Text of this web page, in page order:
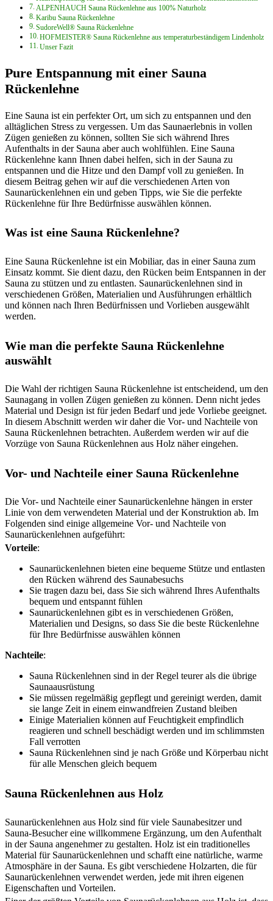
ALPENHAUCH Sauna Rückenlehne aus 100% Naturholz
Karibu Sauna Rückenlehne
SudoreWell® Sauna Rückenlehne
HOFMEISTER® Sauna Rückenlehne aus temperaturbeständigem Lindenholz
Unser Fazit
Pure Entspannung mit einer Sauna
Rückenlehne
Eine Sauna ist ein perfekter Ort, um sich zu entspannen und den
alltäglichen Stress zu vergessen. Um das Saunaerlebnis in vollen
Zügen genießen zu können, sollten Sie sich während Ihres
Aufenthalts in der Sauna aber auch wohlfühlen. Eine Sauna
Rückenlehne kann Ihnen dabei helfen, sich in der Sauna zu
entspannen und die Hitze und den Dampf voll zu genießen. In
diesem Beitrag gehen wir auf die verschiedenen Arten von
Saunarückenlehnen ein und geben Tipps, wie Sie die perfekte
Rückenlehne für Ihre Bedürfnisse auswählen können.
Was ist eine Sauna Rückenlehne?
Eine Sauna Rückenlehne ist ein Mobiliar, das in einer Sauna zum
Einsatz kommt. Sie dient dazu, den Rücken beim Entspannen in der
Sauna zu stützen und zu entlasten. Saunarückenlehnen sind in
verschiedenen Größen, Materialien und Ausführungen erhältlich
und können nach Ihren Bedürfnissen und Vorlieben ausgewählt
werden.
Wie man die perfekte Sauna Rückenlehne
auswählt
Die Wahl der richtigen Sauna Rückenlehne ist entscheidend, um den
Saunagang in vollen Zügen genießen zu können. Denn nicht jedes
Material und Design ist für jeden Bedarf und jede Vorliebe geeignet.
In diesem Abschnitt werden wir daher die Vor- und Nachteile von
Sauna Rückenlehnen betrachten. Außerdem werden wir auf die
Vorzüge von Sauna Rückenlehnen aus Holz näher eingehen.
Vor- und Nachteile einer Sauna Rückenlehne
Die Vor- und Nachteile einer Saunarückenlehne hängen in erster
Linie von dem verwendeten Material und der Konstruktion ab. Im
Folgenden sind einige allgemeine Vor- und Nachteile von
Saunarückenlehnen aufgeführt:
Vorteile:
Saunarückenlehnen bieten eine bequeme Stütze und entlasten
den Rücken während des Saunabesuchs
Sie tragen dazu bei, dass Sie sich während Ihres Aufenthalts
bequem und entspannt fühlen
Saunarückenlehnen gibt es in verschiedenen Größen,
Materialien und Designs, so dass Sie die beste Rückenlehne
für Ihre Bedürfnisse auswählen können
Nachteile:
Sauna Rückenlehnen sind in der Regel teurer als die übrige
Saunaausrüstung
Sie müssen regelmäßig gepflegt und gereinigt werden, damit
sie lange Zeit in einem einwandfreien Zustand bleiben
Einige Materialien können auf Feuchtigkeit empfindlich
reagieren und schnell beschädigt werden und im schlimmsten
Fall verrotten
Sauna Rückenlehnen sind je nach Größe und Körperbau nicht
für alle Menschen gleich bequem
Sauna Rückenlehnen aus Holz
Saunarückenlehnen aus Holz sind für viele Saunabesitzer und
Sauna-Besucher eine willkommene Ergänzung, um den Aufenthalt
in der Sauna angenehmer zu gestalten. Holz ist ein traditionelles
Material für Saunarückenlehnen und schafft eine natürliche, warme
Atmosphäre in der Sauna. Es gibt verschiedene Holzarten, die für
Saunarückenlehnen verwendet werden, jede mit ihren eigenen
Eigenschaften und Vorteilen.